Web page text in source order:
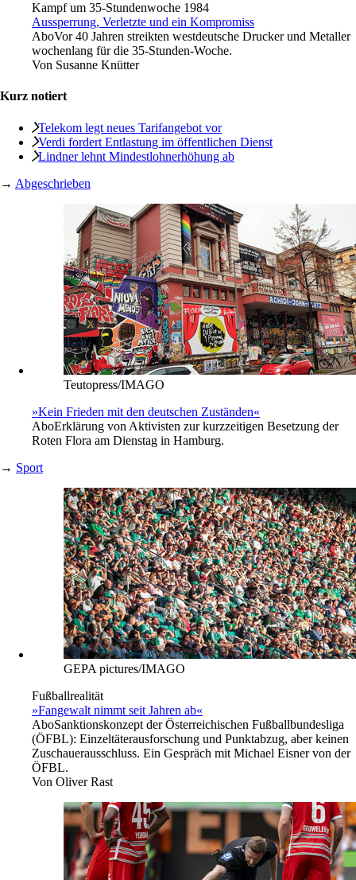
Kampf um 35-Stundenwoche 1984
Aussperrung, Verletzte und ein Kompromiss
AboVor 40 Jahren streikten westdeutsche Drucker und Metaller
wochenlang für die 35-Stunden-Woche.
Von Susanne Knütter
Kurz notiert
Telekom legt neues Tarifangebot vor
Verdi fordert Entlastung im öffentlichen Dienst
Lindner lehnt Mindestlohnerhöhung ab
→ Abgeschrieben
Teutopress/IMAGO
»Kein Frieden mit den deutschen Zuständen«
AboErklärung von Aktivisten zur kurzzeitigen Besetzung der
Roten Flora am Dienstag in Hamburg.
→ Sport
GEPA pictures/IMAGO
Fußballrealität
»Fangewalt nimmt seit Jahren ab«
AboSanktionskonzept der Österreichischen Fußballbundesliga
(ÖFBL): Einzeltäterausforschung und Punktabzug, aber keinen
Zuschauerausschluss. Ein Gespräch mit Michael Eisner von der
ÖFBL.
Von Oliver Rast